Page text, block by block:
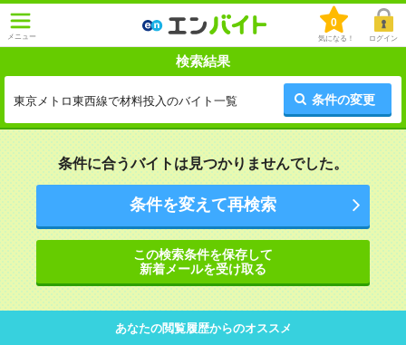
メニュー
0
気になる！ ログイン
検索結果
東京メトロ東西線で材料投入のバイト一覧 条件の変更
条件に合うバイトは見つかりませんでした。
条件を変えて再検索
この検索条件を保存して
新着メールを受け取る
あなたの閲覧履歴からのオススメ